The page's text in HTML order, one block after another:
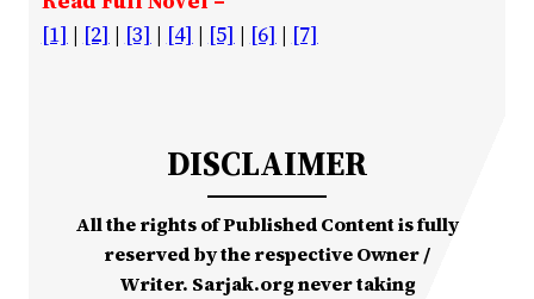
[1] | [2] | [3] | [4] | [5] | [6] | [7]
DISCLAIMER
All the rights of Published Content is fully
reserved by the respective Owner /
Writer. Sarjak.org never taking